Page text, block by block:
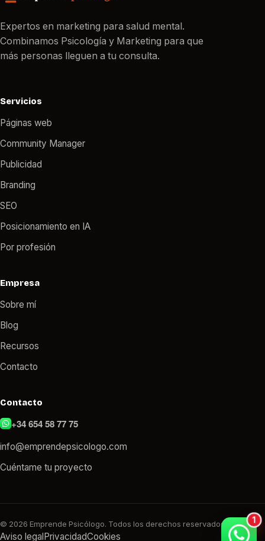
Expertos en marketing para salud mental.
Combinamos Psicología y Marketing para que
más personas lleguen a tu consulta.
Servicios
Páginas web
Community Manager
Publicidad
Branding
SEO
Posicionamiento en IA
Por profesión
Empresa
Sobre mí
Blog
Recursos
Contacto
Contacto
+34 654 58 77 75
info@emprendepsicologo.com
Cuéntame tu proyecto
© 2026 Emprende Psicólogo. Todos los derechos reservados.
Aviso legalPrivacidadCookies